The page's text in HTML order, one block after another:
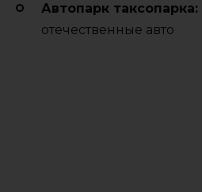
Автопарк таксопарка:
отечественные авто